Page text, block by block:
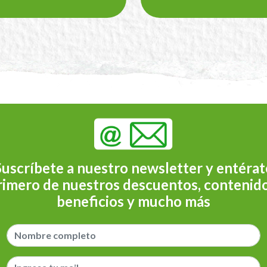
a nuestro newsletter y
de nuestros descuentos,
beneficios y mucho más